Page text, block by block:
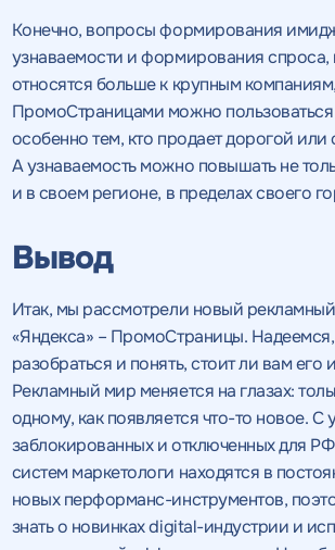
Конечно, вопросы формирования
узнаваемости и формирования спроса,
относятся больше к крупным
ПромоСтраницами можно
особенно тем, кто продает дорогой
А узнаваемость можно повышать не
и в своем регионе, в пределах своего
Вывод
Итак, мы рассмотрели новый
«Яндекса» – ПромоСтраницы.
разобраться и понять, стоит ли вам его
Рекламный мир меняется на глазах:
одному, как появляется что-то новое. С
заблокированных и отключенных для
систем маркетологи находятся в
новых перформанс-инструментов,
знать о новинках digital-индустрии и